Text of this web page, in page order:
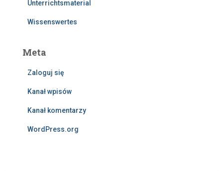
Unterrichtsmaterial
Wissenswertes
Meta
Zaloguj się
Kanał wpisów
Kanał komentarzy
WordPress.org